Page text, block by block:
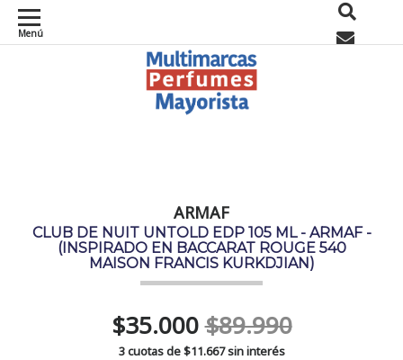
Menú
ARMAF
CLUB DE NUIT UNTOLD EDP 105 ML - ARMAF -
(INSPIRADO EN BACCARAT ROUGE 540
MAISON FRANCIS KURKDJIAN)
$35.000$89.990
3 cuotas de$11.667sin interés